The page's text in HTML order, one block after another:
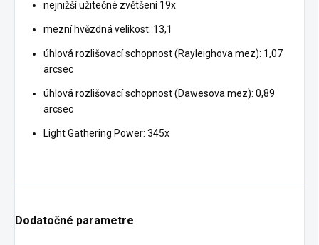
nejnižší užitečné zvětšení 19x
mezní hvězdná velikost: 13,1
úhlová rozlišovací schopnost (Rayleighova mez): 1,07
arcsec
úhlová rozlišovací schopnost (Dawesova mez): 0,89
arcsec
Light Gathering Power: 345x
Dodatočné parametre